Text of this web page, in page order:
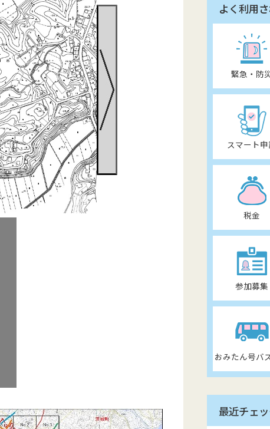
よく利用
緊急・防
スマート
税金
参加募集
おみたん号バ
最近チェ